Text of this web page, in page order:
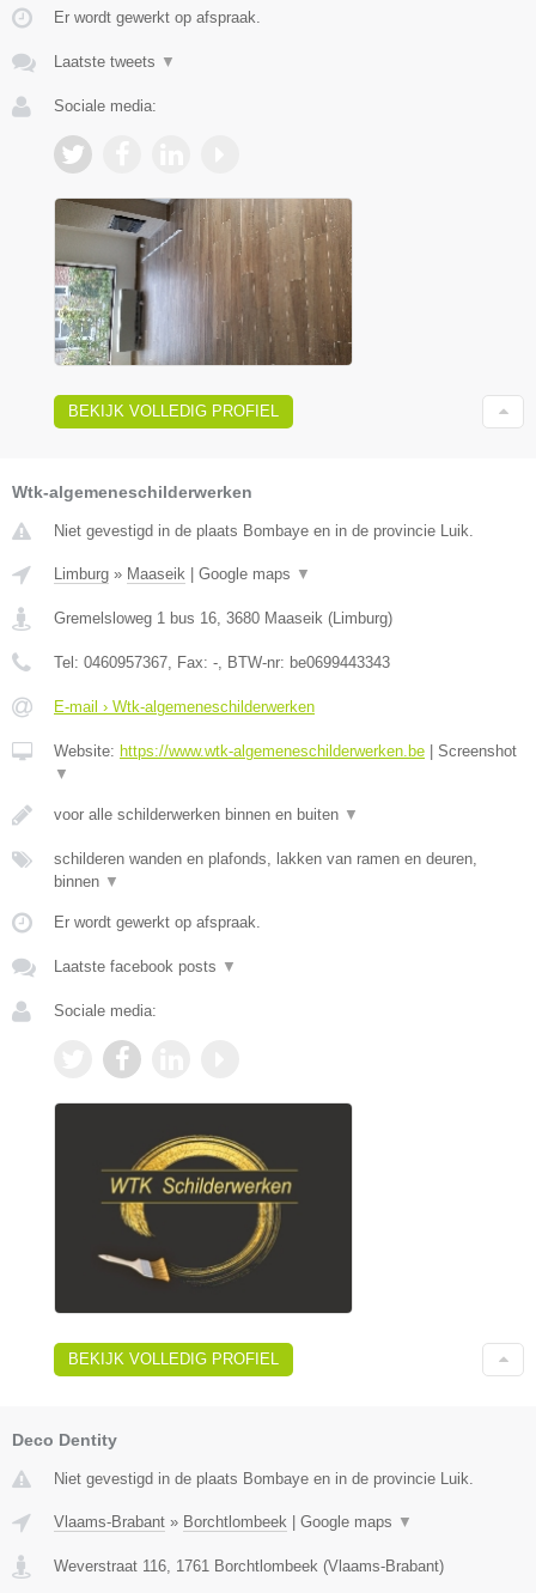
Er wordt gewerkt op afspraak.
Laatste tweets ▼
Sociale media:
BEKIJK VOLLEDIG PROFIEL
Wtk-algemeneschilderwerken
Niet gevestigd in de plaats Bombaye en in de provincie Luik.
Limburg » Maaseik Google maps ▼
Gremelsloweg 1 bus 16, 3680 Maaseik (Limburg)
Tel: 0460957367, Fax: -, BTW-nr: be0699443343
E-mail › Wtk-algemeneschilderwerken
Website: https://www.wtk-algemeneschilderwerken.be
Screenshot
▼
voor alle schilderwerken binnen en buiten ▼
schilderen wanden en plafonds, lakken van ramen en deuren,
binnen ▼
Er wordt gewerkt op afspraak.
Laatste facebook posts ▼
Sociale media:
BEKIJK VOLLEDIG PROFIEL
Deco Dentity
Niet gevestigd in de plaats Bombaye en in de provincie Luik.
Vlaams-Brabant » Borchtlombeek | Google maps ▼
Weverstraat 116 1761 Borchtlombeek (Vlaams-Brabant)